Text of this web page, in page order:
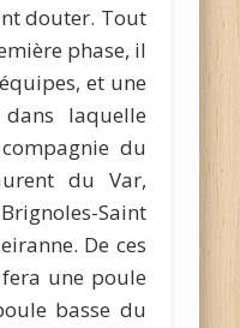
douter. Tout
phase, il
et une
laquelle
du
du Var,
Saint
De ces
une poule
basse du